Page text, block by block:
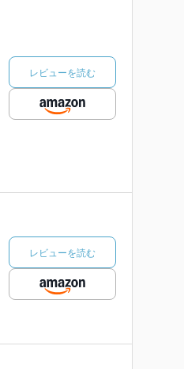
レビューを読む
レビューを読む